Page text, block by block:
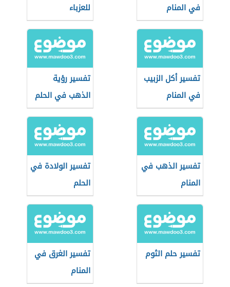
في المنام
للعزباء
تفسير أكل الزبيب
في المنام
تفسير رؤية
الذهب في الحلم
تفسير الذهب في
المنام
تفسير الولادة في
الحلم
تفسير حلم الثوم
تفسير الغرق في
المنام